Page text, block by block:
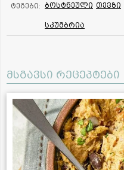
ტეგები: ბოსტნეული თევზი
სკუმბრია
მსგავსი რეცეპტები